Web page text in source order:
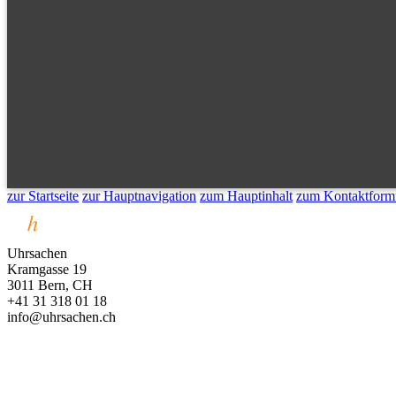
zur Startseite zur Hauptnavigation zum Hauptinhalt zum
Uhrsachen
Kramgasse 19
3011 Bern, CH
+41 31 318 01 18
info@uhrsachen.ch